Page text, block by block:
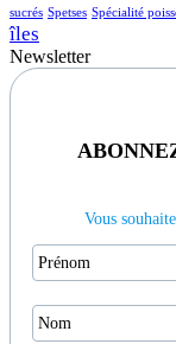
sucrés Spetses Spécialité
îles
Newsletter
Vous